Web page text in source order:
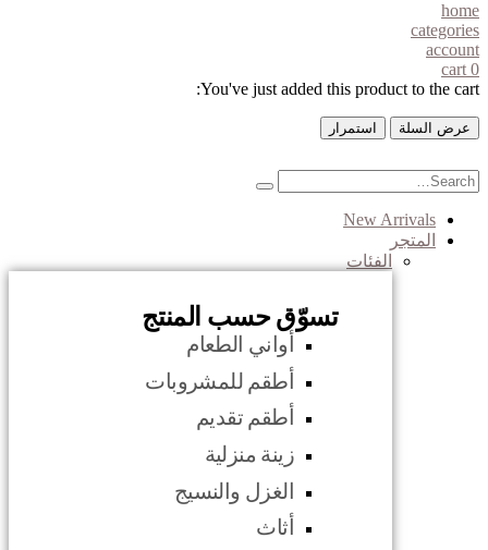
home
categories
account
0
cart
You've just added this product to the cart:
عرض السلة استمرار
New Arrivals
المتجر
الفئات
تسوّق حسب المنتج
أواني الطعام
أطقم للمشروبات
أطقم تقديم
زينة منزلية
الغزل والنسيج
أثاث